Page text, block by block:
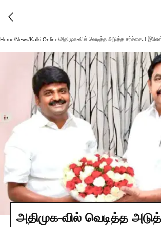
Home/News/Kalki Online/
அதிமுக-வில் வெடித்த